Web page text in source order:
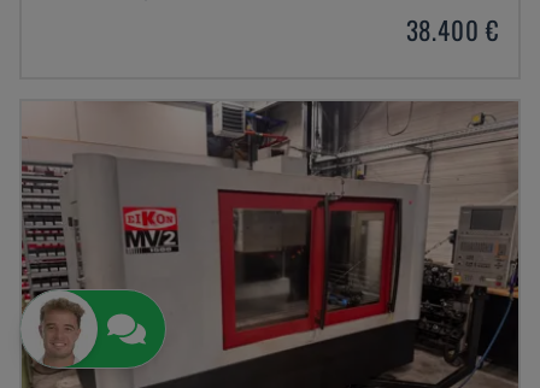
38.400 €